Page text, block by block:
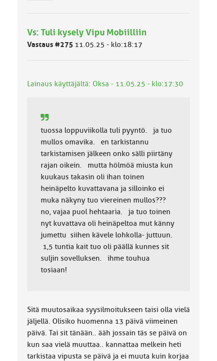
ä
l
a
Vs: Tuli kysely Vipu Mobiilliin
Vastaus #275 11.05.25 - klo:18:17
Lainaus käyttäjältä: Oksa - 11.05.25 - klo:17:30
tuossa loppuviikolla tuli pyyntö. ja tuo
mullos omavika. en tarkistannu
tarkistamisen jälkeen onko sälli piirtäny
rajan oikein. mutta hölmöä miusta kun
kuukaus takasin oli ihan toinen
heinäpelto kuvattavana ja silloinko ei
muka näkyny tuo viereinen mullos???
no, vajaa puol hehtaaria. ja tuo toinen
nyt kuvattava oli heinäpeltoa mut känny
jumettu siihen kävele lohkolla- juttuun.
1,5 tuntia kait tuo oli päällä kunnes sit
suljin sovelluksen. ihme touhua
tosiaan!
Sitä muutosaikaa syysilmoitukseen taisi olla vielä
jäljellä. Olisiko huomenna 13 päivä viimeinen
päivä. Tai sit tänään.. ääh jossain täs se päivä on
kun saa vielä muuttaa.. kannattaa melkein heti
tarkistaa vipusta se päivä ja ei muuta kuin korjaa